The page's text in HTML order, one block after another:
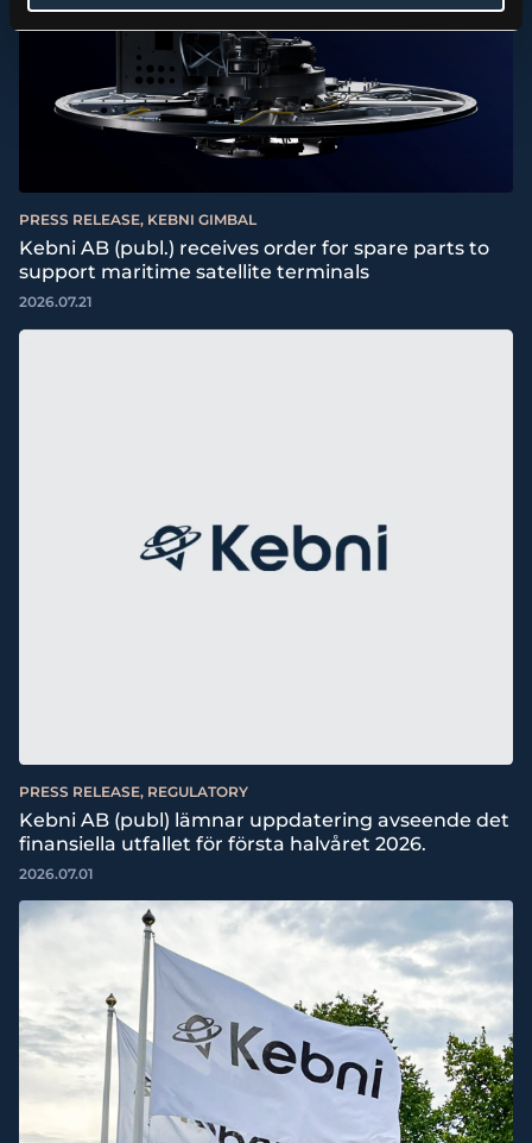
PRESS RELEASE, KEBNI GIMBAL
Kebni AB (publ.) receives order for spare parts to
support maritime satellite terminals
2026.07.21
PRESS RELEASE, REGULATORY
Kebni AB (publ) lämnar uppdatering avseende det
finansiella utfallet för första halvåret 2026.
2026.07.01